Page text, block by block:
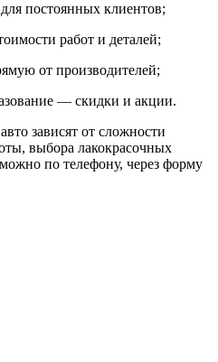
постоянных клиентов;
работ и деталей;
от производителей;
— скидки и акции.
зависят от сложности
выбора лакокрасочных
по телефону, через форму